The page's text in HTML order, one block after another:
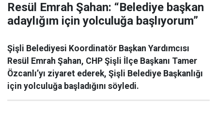
Resül Emrah Şahan: “Belediye başkan
adaylığım için yolculuğa başlıyorum”
Şişli Belediyesi Koordinatör Başkan Yardımcısı
Resül Emrah Şahan, CHP Şişli İlçe Başkanı Tamer
Özcanlı’yı ziyaret ederek, Şişli Belediye Başkanlığı
için yolculuğa başladığını söyledi.